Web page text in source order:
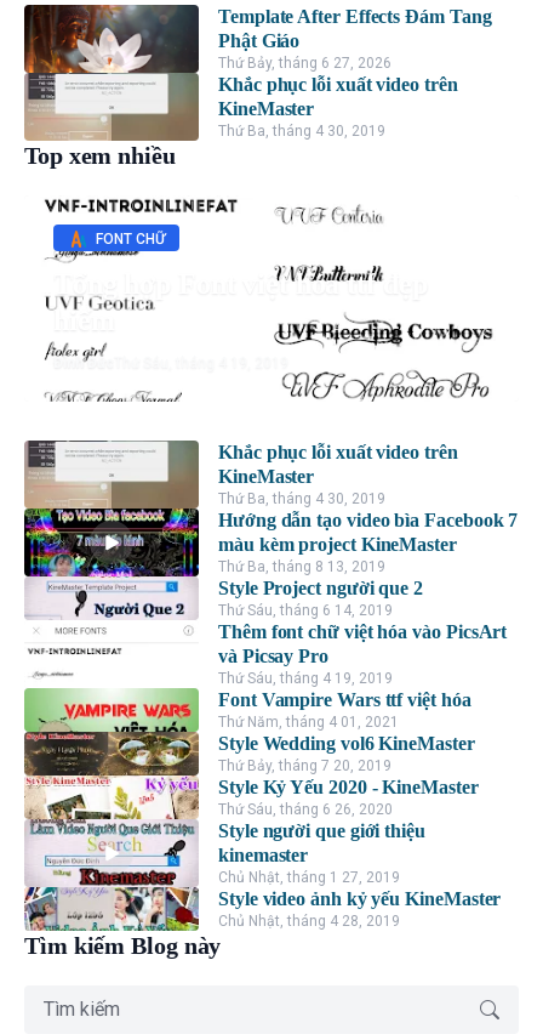
Template After Effects Đám Tang
Phật Giáo
Thứ Bảy, tháng 6 27, 2026
Khắc phục lỗi xuất video trên
KineMaster
Thứ Ba, tháng 4 30, 2019
Top xem nhiều
FONT CHỮ
Tổng hợp Font việt hóa ttf đẹp
hiếm
Đình Đức
Khắc phục lỗi xuất video trên
KineMaster
Thứ Ba, tháng 4 30, 2019
Hướng dẫn tạo video bìa Facebook 7
màu kèm project KineMaster
Thứ Ba, tháng 8 13, 2019
Style Project người que 2
Thứ Sáu, tháng 6 14, 2019
Thêm font chữ việt hóa vào PicsArt
và Picsay Pro
Thứ Sáu, tháng 4 19, 2019
Font Vampire Wars ttf việt hóa
Thứ Năm, tháng 4 01, 2021
Style Wedding vol6 KineMaster
Thứ Bảy, tháng 7 20, 2019
Style Kỷ Yếu 2020 - KineMaster
Thứ Sáu, tháng 6 26, 2020
Style người que giới thiệu
kinemaster
Chủ Nhật, tháng 1 27, 2019
Style video ảnh kỷ yếu KineMaster
Chủ Nhật, tháng 4 28, 2019
Tìm kiếm Blog này